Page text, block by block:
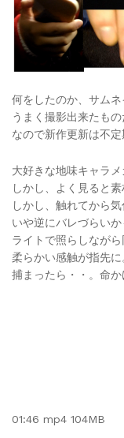
何をしたのか、サムネ
うまく撮影出来たもの
なので新作更新は不定
大好きな地味キャラメ
しかし、よく見ると
しかし、触れてから
いや逆にバレづらい
ライトで照らしながら
柔らかい感触が指先に
捕まったら・・。命か
01:46 mp4 104MB